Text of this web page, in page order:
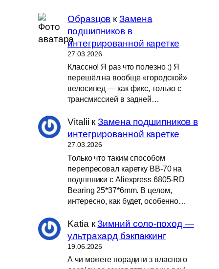
Образцов кЗамена
подшипников в
интегрированной каретке
27.03.2026
Классно! Я раз что полезно :) Я
перешёл на вообще «городской»
велосипед — как фикс, только с
трансмиссией в задней…
Vitalii кЗамена подшипников в
интегрированной каретке
27.03.2026
Только что таким способом
перепресовал каретку BB-70 на
подшпники с Aliexpress 6805-RD
Bearing 25*37*6mm. В целом,
интересно, как будет, особенно…
Katia кЗимний соло-поход —
ультрахард бэкпаккинг
19.06.2025
А чи можете порадити з власного